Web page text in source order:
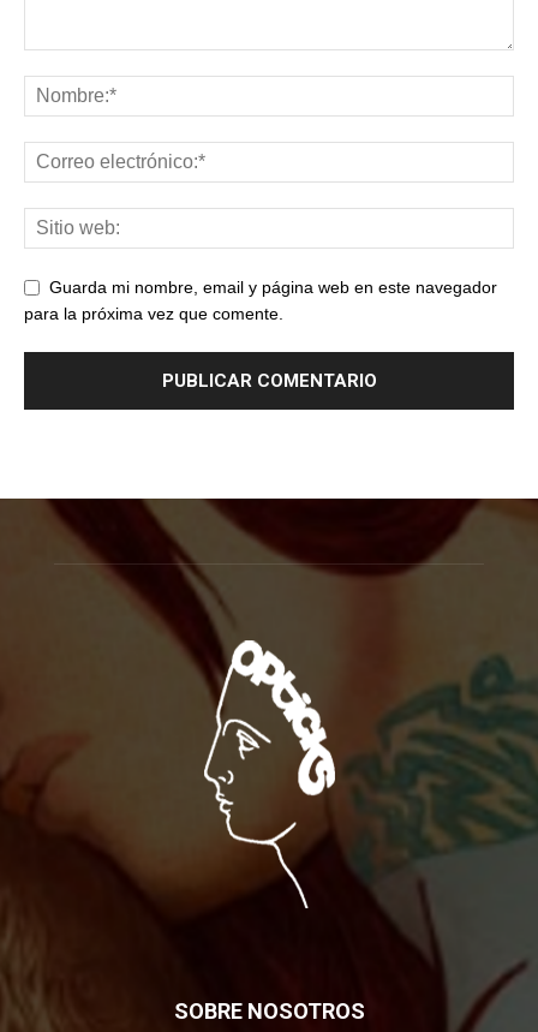
Guarda mi nombre, email y página web en este navegador
para la próxima vez que comente.
SOBRE NOSOTROS